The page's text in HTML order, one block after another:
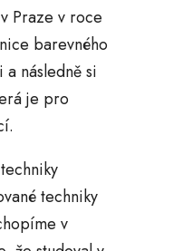
Praze v roce
barevného
následně si
je pro
techniky
v